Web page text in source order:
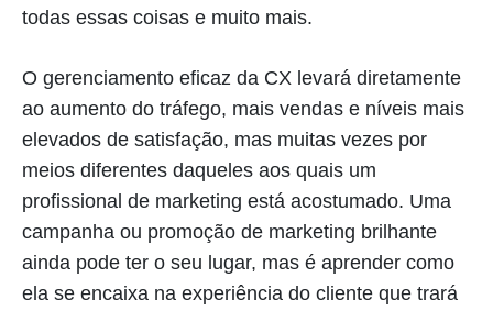
todas essas coisas e muito mais.
O gerenciamento eficaz da CX levará diretamente
ao aumento do tráfego, mais vendas e níveis mais
elevados de satisfação, mas muitas vezes por
meios diferentes daqueles aos quais um
profissional de marketing está acostumado. Uma
campanha ou promoção de marketing brilhante
ainda pode ter o seu lugar, mas é aprender como
ela se encaixa na experiência do cliente que trará